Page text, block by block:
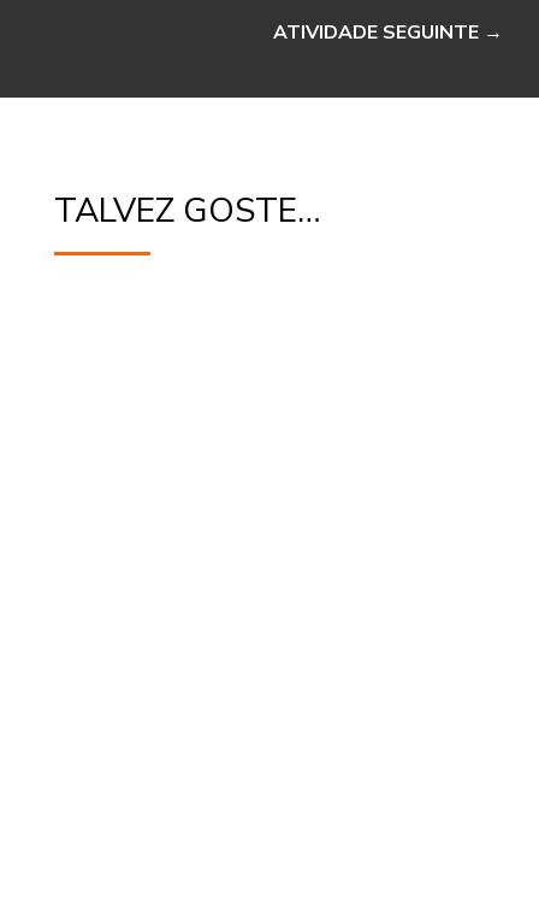
ATIVIDADE SEGUINTE →
TALVEZ GOSTE…